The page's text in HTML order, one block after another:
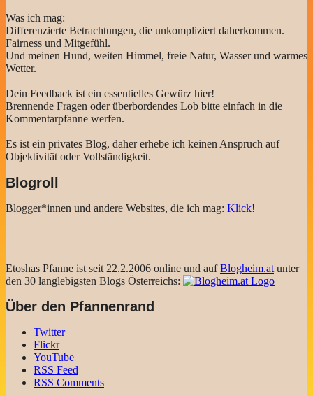
Was ich mag:
Differenzierte Betrachtungen, die unkompliziert daherkommen.
Fairness und Mitgefühl.
Und meinen Hund, weiten Himmel, freie Natur, Wasser und warmes
Wetter.
Dein Feedback ist ein essentielles Gewürz hier!
Brennende Fragen oder überbordendes Lob bitte einfach in die
Kommentarpfanne werfen.
Es ist ein privates Blog, daher erhebe ich keinen Anspruch auf
Objektivität oder Vollständigkeit.
Blogroll
Blogger*innen und andere Websites, die ich mag: Klick!
Etoshas Pfanne ist seit 22.2.2006 online und aufBlogheim.at unter
den 30 langlebigsten Blogs Österreichs:
Über den Pfannenrand
Twitter
Flickr
YouTube
RSS Feed
RSS Comments